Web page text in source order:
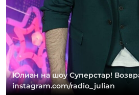
Юлиан на шоу Суперстар!
instagram.com/radio_julian